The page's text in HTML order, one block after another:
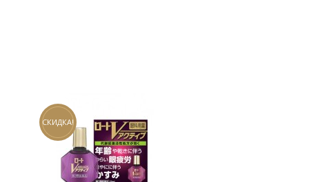
СКИДКА!